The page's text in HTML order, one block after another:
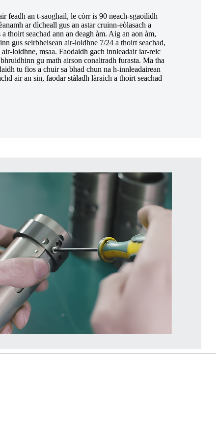
feadh an t-saoghail, le còrr is 90 neach-sgaoilidh
ar dìcheall gus an astar cruinn-eòlasach a
thoirt seachad ann an deagh àm. Aig an aon àm,
gus seirbheisean air-loidhne 7/24 a thoirt seachad,
air-loidhne, msaa. Faodaidh gach innleadair iar-reic
gu math airson conaltradh furasta. Ma tha
tu fios a chuir sa bhad chun na h-innleadairean
air an sin, faodar stàladh làraich a thoirt seachad